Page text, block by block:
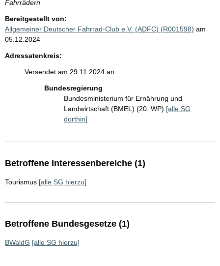
Fahrrädern
Bereitgestellt von:
Allgemeiner Deutscher Fahrrad-Club e.V. (ADFC) (R001598) am
05.12.2024
Adressatenkreis:
Versendet am 29.11.2024 an:
Bundesregierung
Bundesministerium für Ernährung und
Landwirtschaft (BMEL) (20. WP) [alle SG
dorthin]
Betroffene Interessenbereiche (1)
Tourismus [alle SG hierzu]
Betroffene Bundesgesetze (1)
BWaldG [alle SG hierzu]